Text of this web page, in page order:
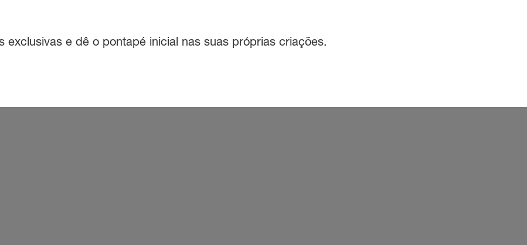
exclusivas e dê o pontapé inicial nas suas próprias criações.